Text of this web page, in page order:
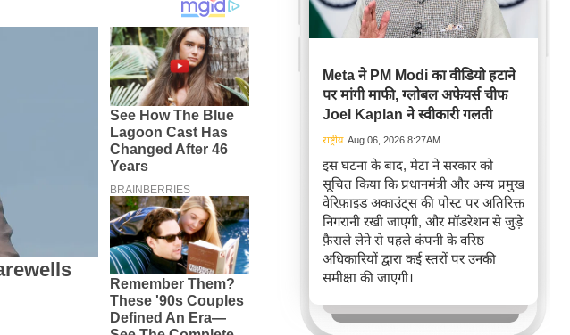
Meta ने PM Modi का वीडियो हटाने
पर मांगी माफी, ग्लोबल अफेयर्स चीफ
Joel Kaplan ने स्वीकारी गलती
राष्ट्रीय Aug 06, 2026 8:27AM
इस घटना के बाद, मेटा ने सरकार को
सूचित किया कि प्रधानमंत्री और अन्य प्रमुख
वेरिफ़ाइड अकाउंट्स की पोस्ट पर अतिरिक्त
निगरानी रखी जाएगी, और मॉडरेशन से जुड़े
फ़ैसले लेने से पहले कंपनी के वरिष्ठ
अधिकारियों द्वारा कई स्तरों पर उनकी
समीक्षा की जाएगी।